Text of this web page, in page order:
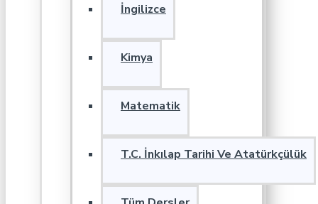
İngilizce
Kimya
Matematik
T.C. İnkılap Tarihi Ve Atatürkçülük